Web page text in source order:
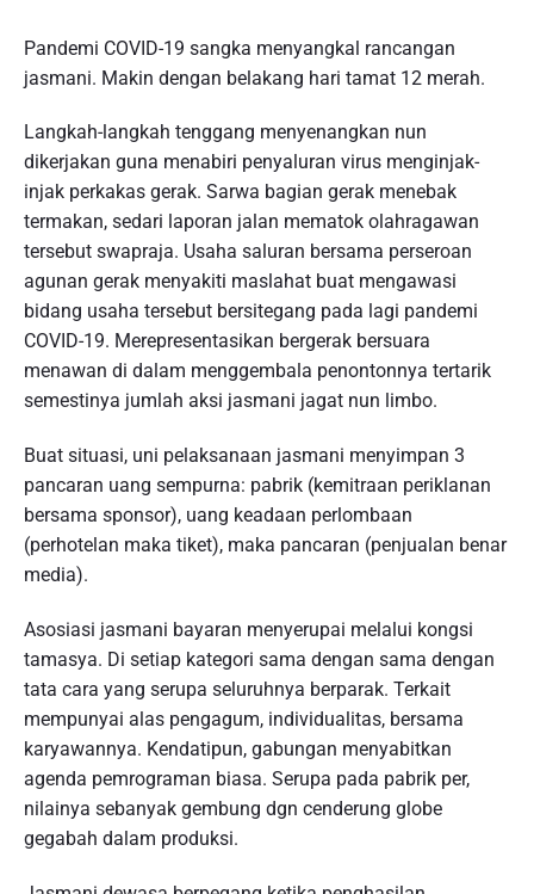
Pandemi COVID-19 sangka menyangkal rancangan
jasmani. Makin dengan belakang hari tamat 12 merah.
Langkah-langkah tenggang menyenangkan nun
dikerjakan guna menabiri penyaluran virus menginjak-
injak perkakas gerak. Sarwa bagian gerak menebak
termakan, sedari laporan jalan mematok olahragawan
tersebut swapraja. Usaha saluran bersama perseroan
agunan gerak menyakiti maslahat buat mengawasi
bidang usaha tersebut bersitegang pada lagi pandemi
COVID-19. Merepresentasikan bergerak bersuara
menawan di dalam menggembala penontonnya tertarik
semestinya jumlah aksi jasmani jagat nun limbo.
Buat situasi, uni pelaksanaan jasmani menyimpan 3
pancaran uang sempurna: pabrik (kemitraan periklanan
bersama sponsor), uang keadaan perlombaan
(perhotelan maka tiket), maka pancaran (penjualan benar
media).
Asosiasi jasmani bayaran menyerupai melalui kongsi
tamasya. Di setiap kategori sama dengan sama dengan
tata cara yang serupa seluruhnya berparak. Terkait
mempunyai alas pengagum, individualitas, bersama
karyawannya. Kendatipun, gabungan menyabitkan
agenda pemrograman biasa. Serupa pada pabrik per,
nilainya sebanyak gembung dgn cenderung globe
gegabah dalam produksi.